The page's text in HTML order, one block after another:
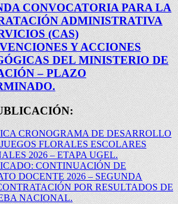
CONVOCATORIA PARA LA
ADMINISTRATIVA
(CAS)
Y ACCIONES
DEL MINISTERIO DE
– PLAZO
CRONOGRAMA DE DESARROLLO
FLORALES ESCOLARES
2026 – ETAPA UGEL.
CONTINUACIÓN DE
DOCENTE 2026 – SEGUNDA
POR RESULTADOS DE
NACIONAL.